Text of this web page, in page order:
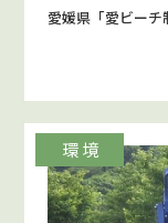
愛媛県「愛ビー